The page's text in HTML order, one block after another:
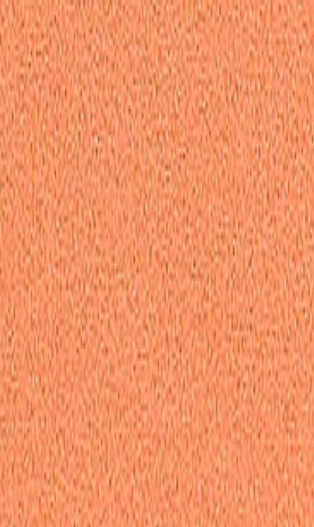
кох unna полировка полировочный полировальный
Поролоновые полировальные круги
Koch Chemie
полировальный круг